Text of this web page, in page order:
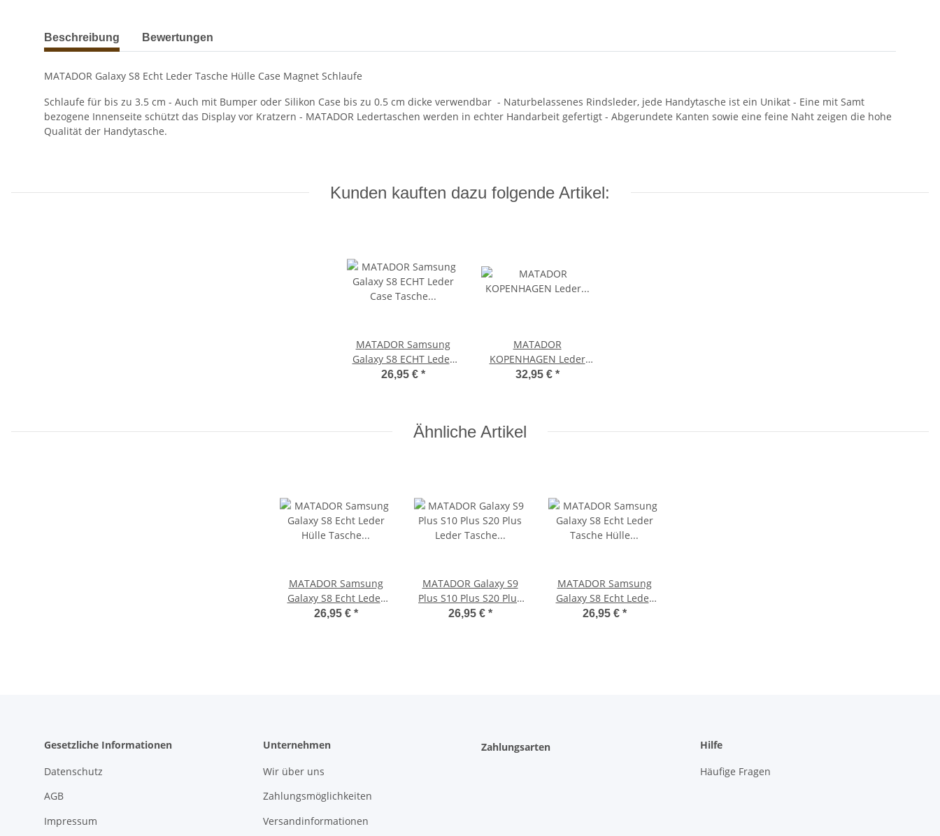
weitere Registerkarten anzeigen
Beschreibung Bewertungen
MATADOR Galaxy S8 Echt Leder Tasche Hülle Case Magnet Schlaufe
Schlaufe für bis zu 3.5 cm - Auch mit Bumper oder Silikon Case bis zu 0.5 cm dicke verwendbar - Naturbelassenes Rindsleder, jede Handytasche ist ein Unikat - Eine mit Samt
bezogene Innenseite schützt das Display vor Kratzern - MATADOR Ledertaschen werden in echter Handarbeit gefertigt - Abgerundete Kanten sowie eine feine Naht zeigen die hohe
Qualität der Handytasche.
Kunden kauften dazu folgende Artikel:
MATADOR Samsung
Galaxy S8 ECHT Leder
Case Tasche Hülle
26,95 € *
MATADOR
KOPENHAGEN Leder
Auto-Motorrad-
32,95 € *
Ähnliche Artikel
MATADOR Samsung
Galaxy S8 Echt Leder
Hülle Tasche Quer
26,95 € *
MATADOR Galaxy S9
Plus S10 Plus S20 Plus
Leder Tasche Hülle
26,95 € *
MATADOR Samsung
Galaxy S8 Echt Leder
Tasche Hülle Vertikal
26,95 € *
Gesetzliche Informationen
Datenschutz
AGB
Impressum
Unternehmen
Wir über uns
Zahlungsmöglichkeiten
Versandinformationen
Zahlungsarten Hilfe
Häufige Fragen